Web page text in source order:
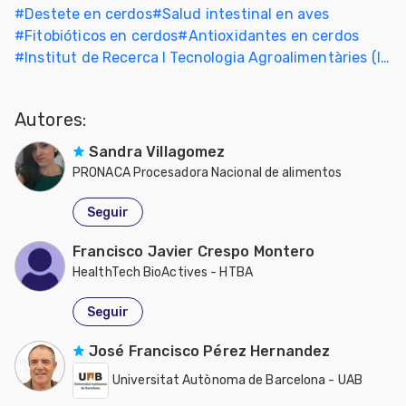
#Destete en cerdos#Salud intestinal en aves
#Fitobióticos en cerdos#Antioxidantes en cerdos
# Institut de Recerca I Tecnologia Agroalimentàries (IRTA)
Autores:
Sandra Villagomez
PRONACA Procesadora Nacional de alimentos
Seguir
Francisco Javier Crespo Montero
HealthTech BioActives - HTBA
Seguir
José Francisco Pérez Hernandez
Universitat Autònoma de Barcelona - UAB